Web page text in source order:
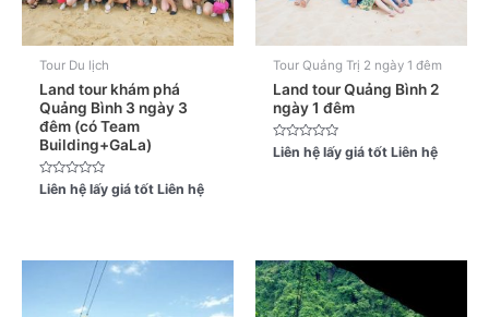
Tour Du lịch
Land tour khám phá
Quảng Bình 3 ngày 3
đêm (có Team
Building+GaLa)
Được
xếp
Liên hệ lấy giá tốt Liên hệ
Tour Quảng Trị 2 ngày 1 đêm
Land tour Quảng Bình 2
ngày 1 đêm
Được
xếp
Liên hệ lấy giá tốt Liên hệ